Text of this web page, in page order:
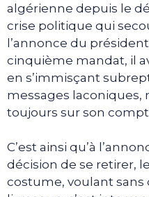
algérienne depuis le
crise politique qui
l’annonce du
cinquième mandat, il
en s’immisçant
messages laconiques,
toujours sur son
C’est ainsi qu’à
décision de se retirer,
costume, voulant